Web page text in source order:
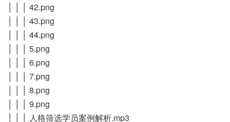
│ │ │ 42.png
│ │ │ 43.png
│ │ │ 44.png
│ │ │ 5.png
│ │ │ 6.png
│ │ │ 7.png
│ │ │ 8.png
│ │ │ 9.png
│ │ │ 人格筛选学员案例解析.mp3